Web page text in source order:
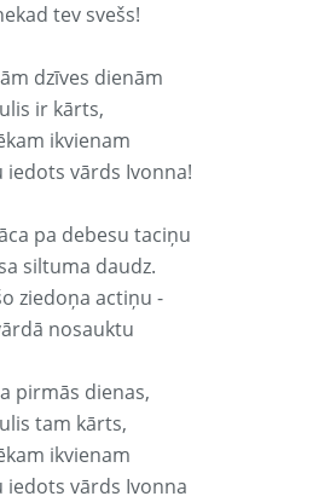
tev svešs!
dzīves dienām
ir kārts,
ikvienam
iedots vārds Ivonna!
pa debesu taciņu
siltuma daudz.
ziedoņa actiņu -
nosauktu
pirmās dienas,
tam kārts,
ikvienam
iedots vārds Ivonna